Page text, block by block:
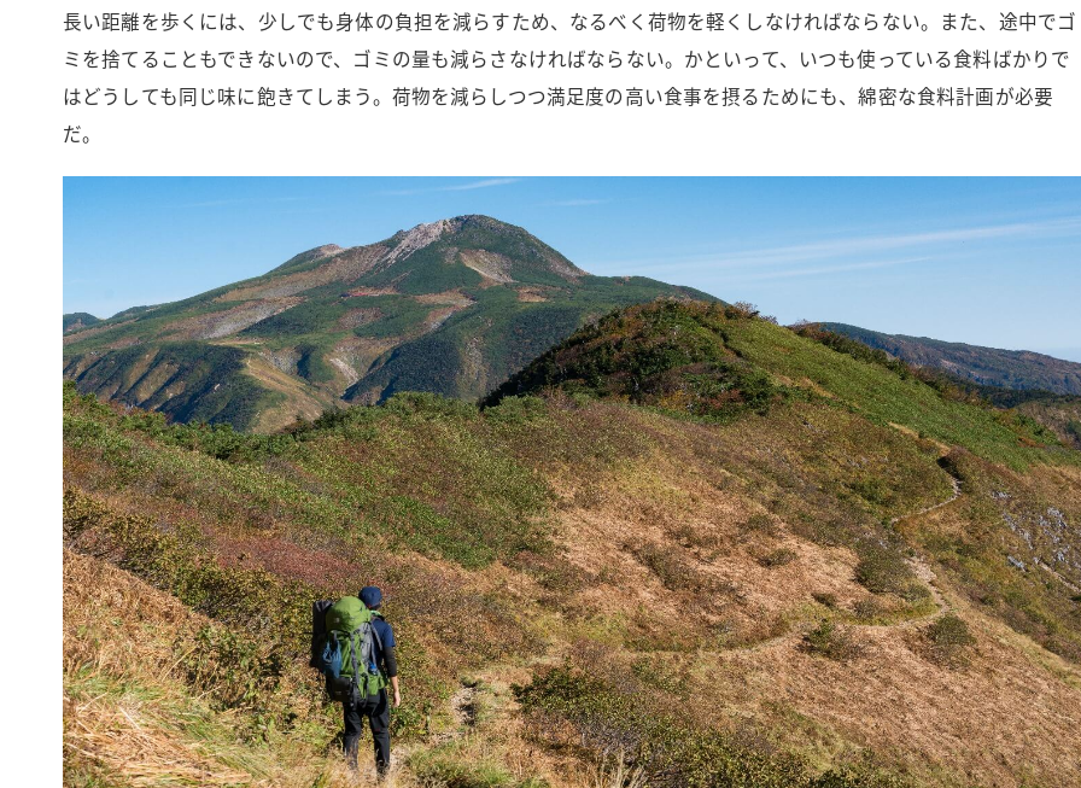
長い距離を歩くには、少しでも身体の負担を減らすため、なるべく荷物を軽くしなければならない。また、途中でゴ
ミを捨てることもできないので、ゴミの量も減らさなければならない。かといって、いつも使っている食料ばかりで
はどうしても同じ味に飽きてしまう。荷物を減らしつつ満足度の高い食事を摂るためにも、綿密な食料計画が必要
だ。